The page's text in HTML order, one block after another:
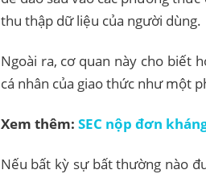
thu thập dữ liệu của người dùng.
Ngoài ra, cơ quan này cho biết
cá nhân của giao thức như một
Xem thêm: SEC nộp đơn
Nếu bất kỳ sự bất thường nào